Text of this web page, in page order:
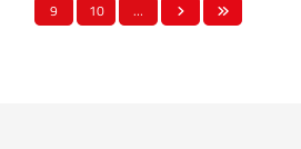
9
10 …